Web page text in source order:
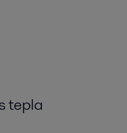
tepla